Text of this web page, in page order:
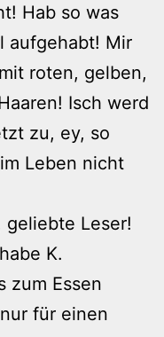
Hab so was
aufgehabt! Mir
roten, gelben,
Isch werd
zu, ey, so
Leben nicht
geliebte Leser!
K.
zum Essen
für einen